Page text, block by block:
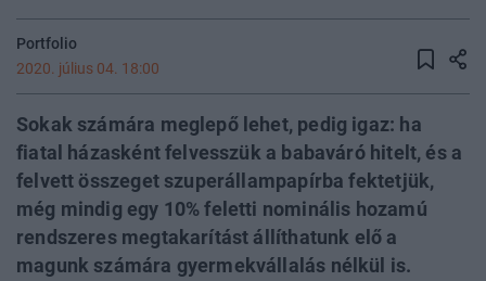
Portfolio
2020. július 04. 18:00
Sokak számára meglepő lehet, pedig igaz: ha
fiatal házasként felvesszük a babaváró hitelt, és a
felvett összeget szuperállampapírba fektetjük,
még mindig egy 10% feletti nominális hozamú
rendszeres megtakarítást állíthatunk elő a
magunk számára gyermekvállalás nélkül is.